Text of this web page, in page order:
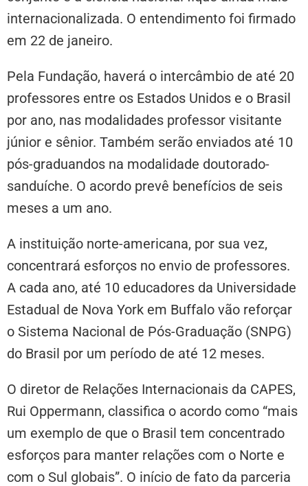
internacionalizada. O entendimento foi firmado
em 22 de janeiro.
Pela Fundação, haverá o intercâmbio de até 20
professores entre os Estados Unidos e o Brasil
por ano, nas modalidades professor visitante
júnior e sênior. Também serão enviados até 10
pós-graduandos na modalidade doutorado-
sanduíche. O acordo prevê benefícios de seis
meses a um ano.
A instituição norte-americana, por sua vez,
concentrará esforços no envio de professores.
A cada ano, até 10 educadores da Universidade
Estadual de Nova York em Buffalo vão reforçar
o Sistema Nacional de Pós-Graduação (SNPG)
do Brasil por um período de até 12 meses.
O diretor de Relações Internacionais da CAPES,
Rui Oppermann, classifica o acordo como “mais
um exemplo de que o Brasil tem concentrado
esforços para manter relações com o Norte e
com o Sul globais”. O início de fato da parceria